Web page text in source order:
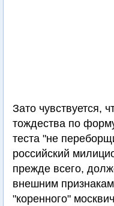
Зато чувствуется,
тождества по
теста "не
российский
прежде всего,
внешним
"коренного"